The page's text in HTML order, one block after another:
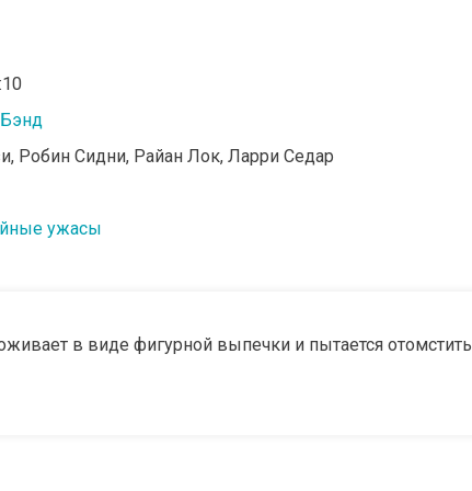
Робин Сидни, Райан Лок, Ларри Седар
ужасы
в виде фигурной выпечки и пытается отомстить